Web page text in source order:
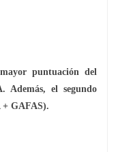
puntuación del
Además, el segundo
GAFAS).